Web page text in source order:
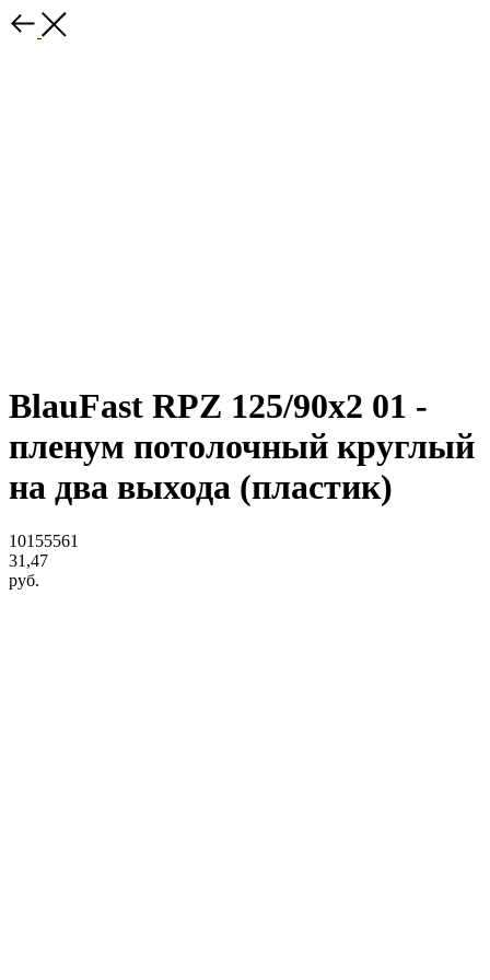
BlauFast RPZ 125/90x2 01 -
пленум потолочный круглый
на два выхода (пластик)
10155561
31,47
руб.